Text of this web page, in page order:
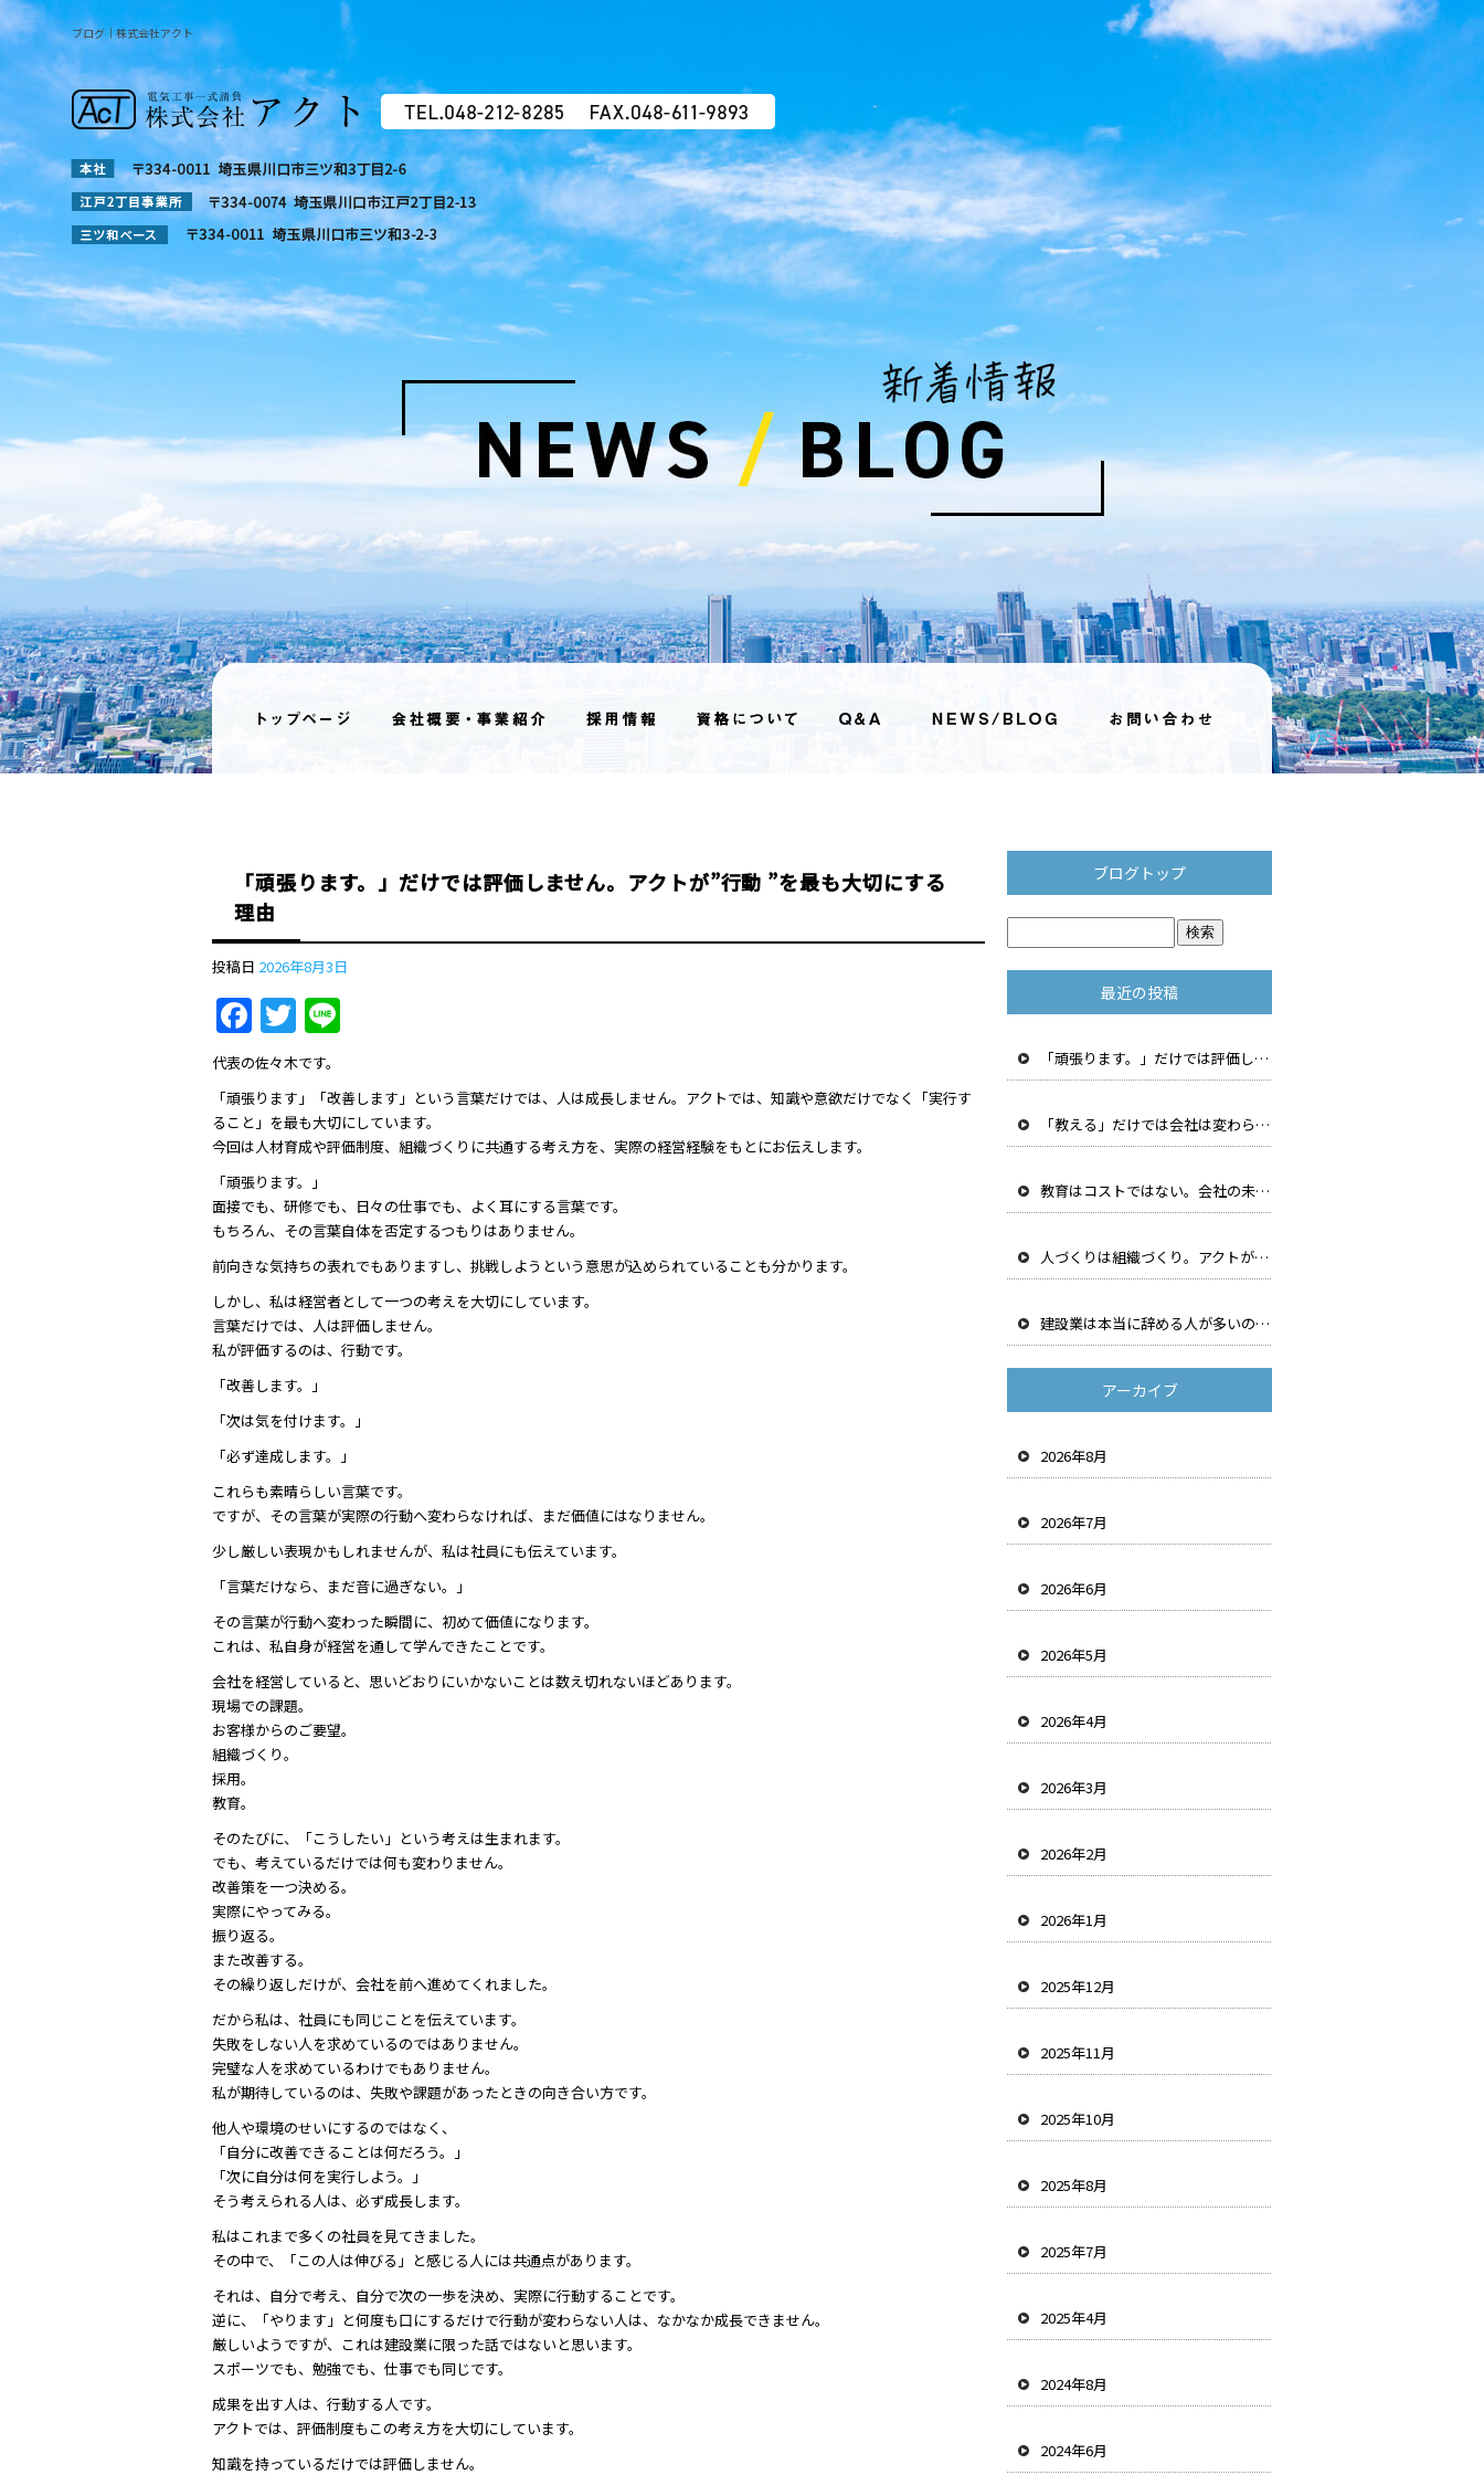
ブログ｜株式会社アクト
「頑張ります。」だけでは評価しません。アクトが”行動 ”を最も大切にする
理由
投稿日 2026年8月3日
Facebook
Twitter
代表の佐々木です。
「頑張ります」「改善します」という言葉だけでは、人は成長しません。アクトでは、知識や意欲だけでなく「実行す
ること」を最も大切にしています。
今回は人材育成や評価制度、組織づくりに共通する考え方を、実際の経営経験をもとにお伝えします。
「頑張ります。」
面接でも、研修でも、日々の仕事でも、よく耳にする言葉です。
もちろん、その言葉自体を否定するつもりはありません。
前向きな気持ちの表れでもありますし、挑戦しようという意思が込められていることも分かります。
しかし、私は経営者として一つの考えを大切にしています。
言葉だけでは、人は評価しません。
私が評価するのは、行動です。
「改善します。」
「次は気を付けます。」
「必ず達成します。」
これらも素晴らしい言葉です。
ですが、その言葉が実際の行動へ変わらなければ、まだ価値にはなりません。
少し厳しい表現かもしれませんが、私は社員にも伝えています。
「言葉だけなら、まだ音に過ぎない。」
その言葉が行動へ変わった瞬間に、初めて価値になります。
これは、私自身が経営を通して学んできたことです。
会社を経営していると、思いどおりにいかないことは数え切れないほどあります。
現場での課題。
お客様からのご要望。
組織づくり。
採用。
教育。
そのたびに、「こうしたい」という考えは生まれます。
でも、考えているだけでは何も変わりません。
改善策を一つ決める。
実際にやってみる。
振り返る。
また改善する。
その繰り返しだけが、会社を前へ進めてくれました。
だから私は、社員にも同じことを伝えています。
失敗をしない人を求めているのではありません。
完璧な人を求めているわけでもありません。
私が期待しているのは、失敗や課題があったときの向き合い方です。
他人や環境のせいにするのではなく、
「自分に改善できることは何だろう。」
「次に自分は何を実行しよう。」
そう考えられる人は、必ず成長します。
私はこれまで多くの社員を見てきました。
その中で、「この人は伸びる」と感じる人には共通点があります。
それは、自分で考え、自分で次の一歩を決め、実際に行動することです。
逆に、「やります」と何度も口にするだけで行動が変わらない人は、なかなか成長できません。
厳しいようですが、これは建設業に限った話ではないと思います。
スポーツでも、勉強でも、仕事でも同じです。
成果を出す人は、行動する人です。
アクトでは、評価制度もこの考え方を大切にしています。
知識を持っているだけでは評価しません。
ブログトップ
最近の投稿
「頑張ります。」だけでは評価しません。アクトが”行動 ”を最も大切にする理由
「教える」だけでは会社は変わらない。成長する組織に共 通する「振り返る文化」とは
教育はコストではない。会社の未来をつくる、最も価値の 高い投資だと私たちが考える理由
人づくりは組織づくり。アクトが階層別研修を続ける理由
建設業は本当に辞める人が多いのか。離職率を下げるため に私たちが見直した5つのこと
アーカイブ
2026年8月
2026年7月
2026年6月
2026年5月
2026年4月
2026年3月
2026年2月
2026年1月
2025年12月
2025年11月
2025年10月
2025年8月
2025年7月
2025年4月
2024年8月
2024年6月